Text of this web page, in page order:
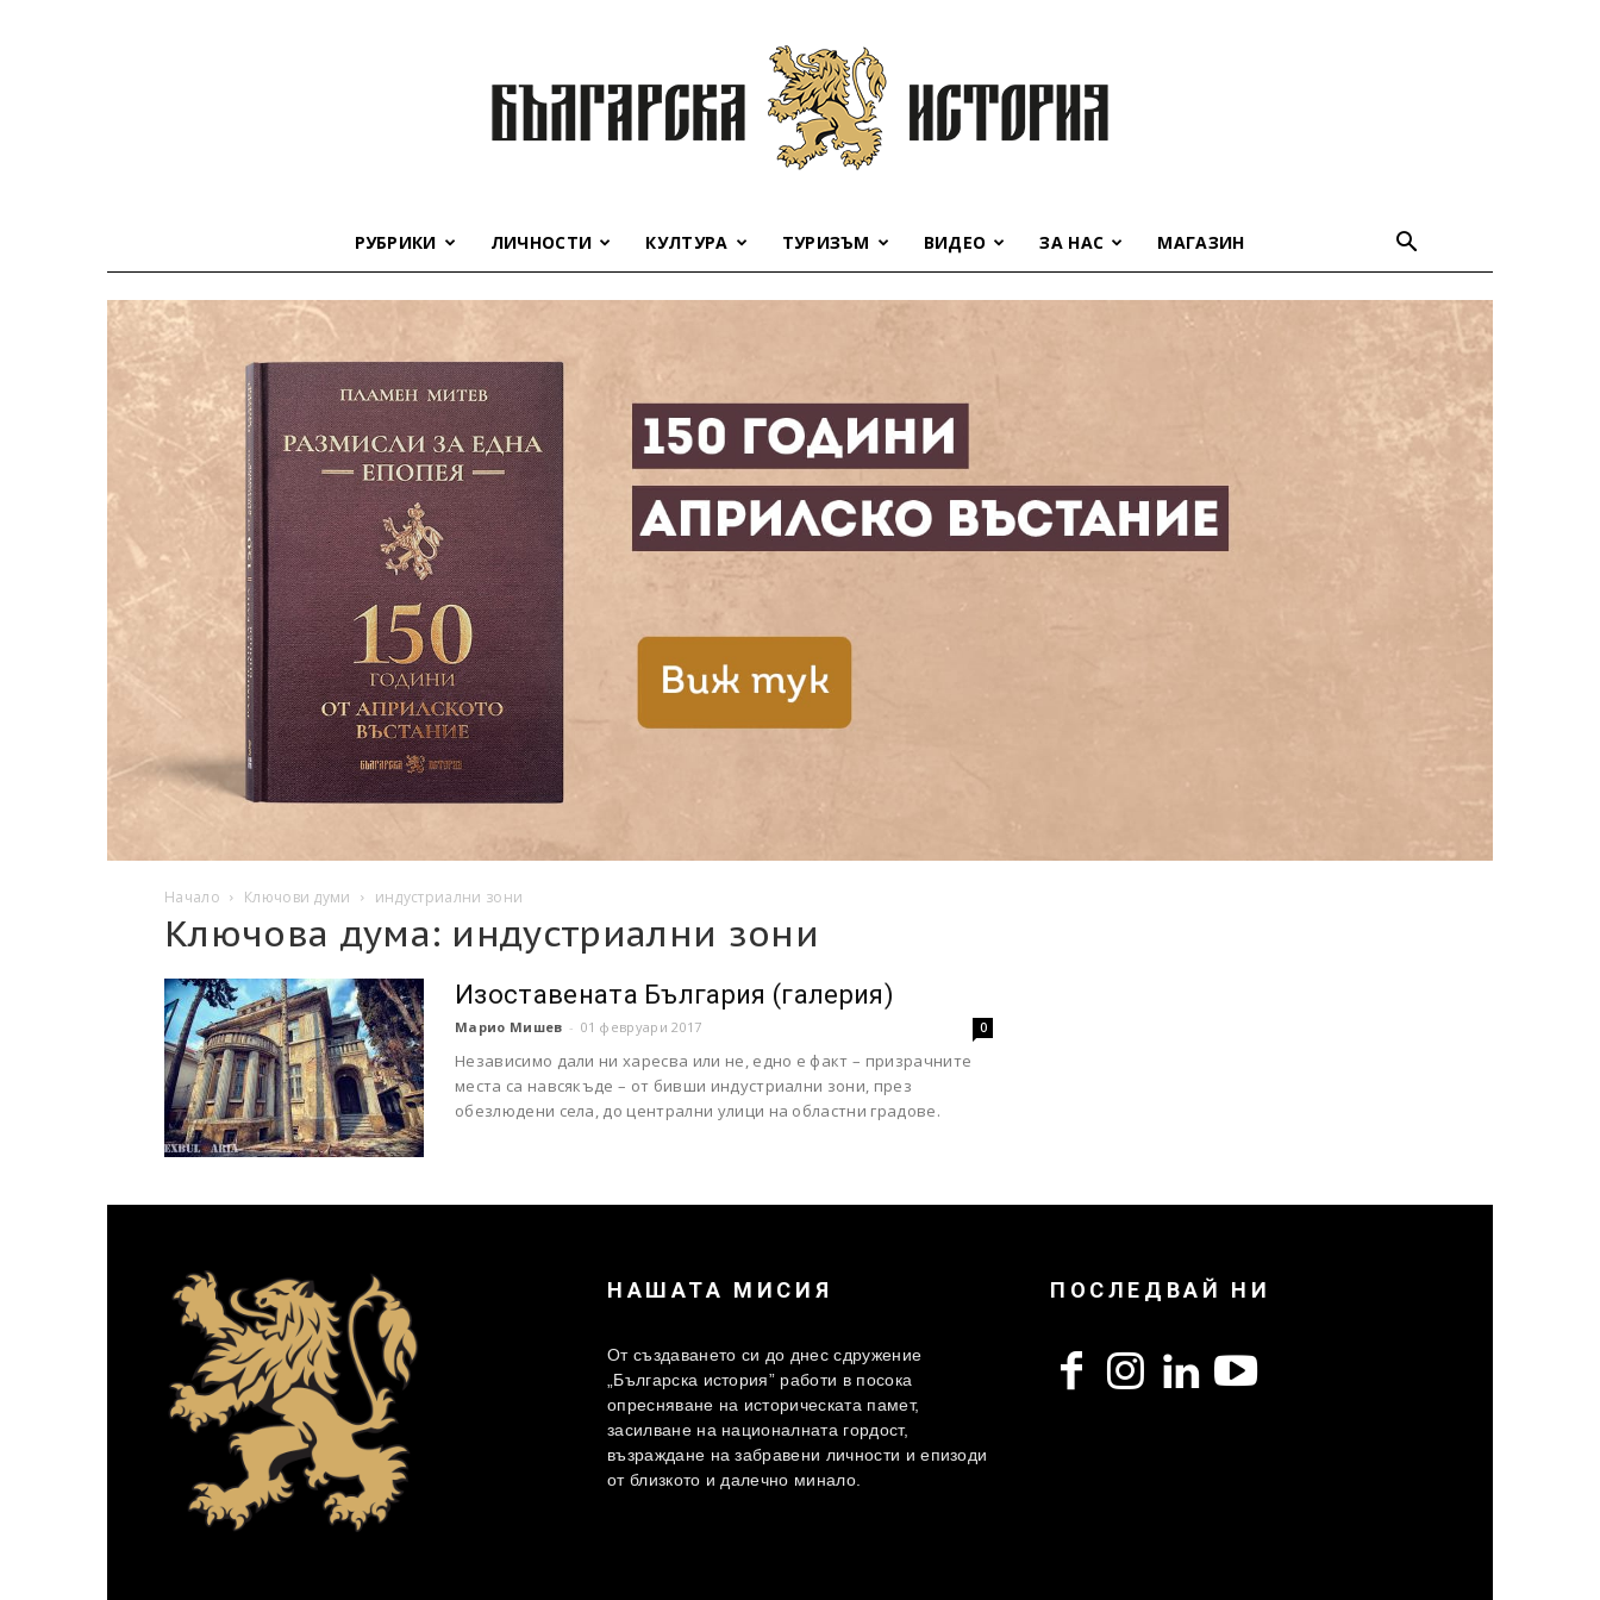
история
РУБРИКИ ЛИЧНОСТИ КУЛТУРА ТУРИЗЪМ ВИДЕО ЗА НАС МАГАЗИН
Начало Ключови думи индустриални зони
Ключова дума: индустриални зони
Изоставената България (галерия)
Марио Мишев - 01 февруари 2017 0
Независимо дали ни харесва или не, едно е факт – призрачните
места са навсякъде – от бивши индустриални зони, през
обезлюдени села, до централни улици на областни градове.
НАШАТА МИСИЯ
От създаването си до днес сдружение
„Българска история” работи в посока
опресняване на историческата памет,
засилване на националната гордост,
възраждане на забравени личности и епизоди
от близкото и далечно минало.
ПОСЛЕДВАЙ НИ